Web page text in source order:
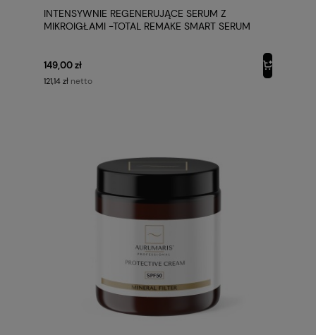
INTENSYWNIE REGENERUJĄCE SERUM Z
MIKROIGŁAMI -TOTAL REMAKE SMART SERUM
149,00 zł
121,14 zł netto